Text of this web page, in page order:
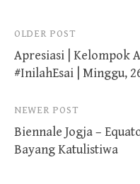
Post
navigation
OLDER POST
Apresiasi | Kelompok
#InilahEsai | Minggu,
NEWER POST
Biennale Jogja –
Bayang Katulistiwa